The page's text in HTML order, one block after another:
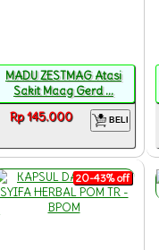
MADU ZESTMAG Atasi
Sakit Maag Gerd ...
Rp 145.000
BELI
20-43% off